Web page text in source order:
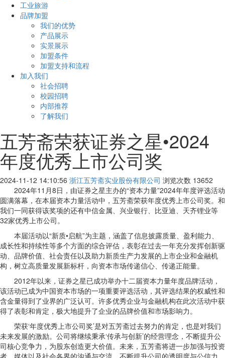
工业旅游
品牌加盟
我们的优势
产品展示
实景展示
加盟条件
加盟支持和流程
加入我们
社会招聘
校园招聘
内部推荐
了解我们
五芳斋荣获证券之星•2024
年度优秀上市公司奖
2024-11-12 14:10:56 浙江五芳斋实业股份有限公司 浏览次数 13652
2024年11月8日，由证券之星主办的“资本力量”2024年年度评选活动
圆满落幕，在本届资本力量活动中，五芳斋荣获年度优秀上市公司奖。和
我们一同获得该奖项的还有中信金属、兴业银行、比亚迪、天齐锂业等
32家优秀上市公司。
本届活动以“新质•启航”为主题，涵盖了信息披露质量、盈利能力、
成长性和持续性等多个方面的综合评估，表彰在过去一年充分发挥创新驱
动、品牌价值、社会责任以及助力新质生产力发展的上市企业和金融机
构，树立高质量发展新标杆，向资本市场传递信心、传递正能量。
2012年以来，证券之星已成功举办十二届资本力量年度品牌活动，
该活动已成为中国资本市场的一项重要评选活动，其评选结果的权威性和
含金量得到了业界的广泛认可。许多优秀企业与金融机构在此次活动中获
得了表彰和肯定，极大地提升了企业的品牌价值和市场影响力。
荣获‘年度优秀上市公司奖’是对五芳斋过去努力的肯定，也是对我们
未来发展的激励。公司将继续秉承‘传承与创新’的经营理念，不断提升公
司核心竞争力，为股东创造更大价值。未来，五芳斋将进一步加强与投资
者、媒体以及社会各界的沟通与交流，不断提升公司的透明度与公信力，